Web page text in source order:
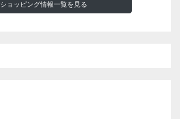
ショッピング情報一覧を見る